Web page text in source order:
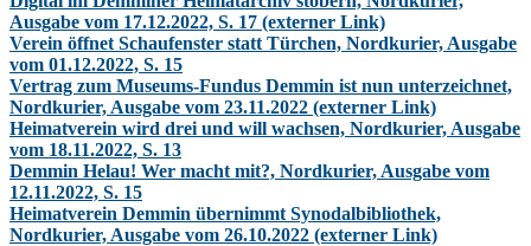
Ausgabe vom 17.12.2022, S. 17 (externer Link)
Verein öffnet Schaufenster statt Türchen, Nordkurier, Ausgabe
vom 01.12.2022, S. 15
Vertrag zum Museums-Fundus Demmin ist nun unterzeichnet,
Nordkurier, Ausgabe vom 23.11.2022 (externer Link)
Heimatverein wird drei und will wachsen, Nordkurier, Ausgabe
vom 18.11.2022, S. 13
Demmin Helau! Wer macht mit?, Nordkurier, Ausgabe vom
12.11.2022, S. 15
Heimatverein Demmin übernimmt Synodalbibliothek,
Nordkurier, Ausgabe vom 26.10.2022 (externer Link)